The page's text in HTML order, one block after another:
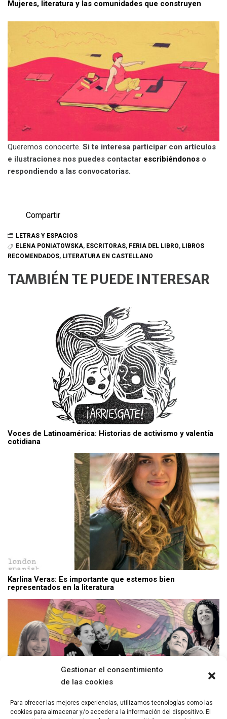
Gestionar el consentimiento
de las cookies
Para ofrecer las mejores experiencias, utilizamos tecnologías como las
cookies para almacenar y/o acceder a la información del dispositivo. El
Mujeres, literatura y las comunidades que construyen
Queremos conocerte. Si te interesa participar con artículos
e ilustraciones nos puedes contactar escribiéndonos o
respondiendo a las convocatorias.
Compartir
LETRAS Y ESPACIOS
ELENA PONIATOWSKA, ESCRITORAS, FERIA DEL LIBRO, LIBROS
RECOMENDADOS, LITERATURA EN CASTELLANO
TAMBIÉN TE PUEDE INTERESAR
Voces de Latinoamérica: Historias de activismo y valentía
cotidiana
Karlina Veras: Es importante que estemos bien
representados en la literatura